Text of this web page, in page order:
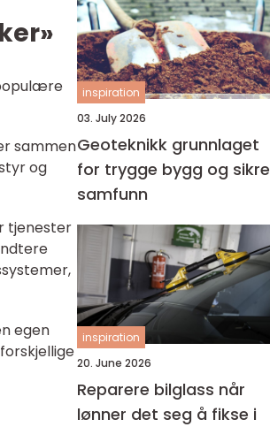
sammen
og
tjenester
egen
inspiration
03. July 2026
Geoteknikk grunnlaget
for trygge bygg og sikre
samfunn
inspiration
20. June 2026
Reparere bilglass når
lønner det seg å fikse i